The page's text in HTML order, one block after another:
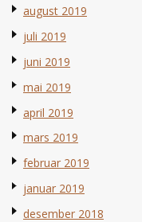
august 2019
juli 2019
juni 2019
mai 2019
april 2019
mars 2019
februar 2019
januar 2019
desember 2018